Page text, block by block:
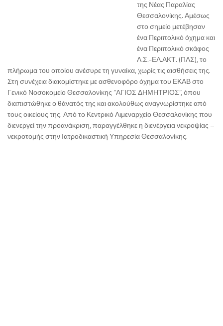
της Νέας Παραλίας
Θεσσαλονίκης. Αμέσως
στο σημείο μετέβησαν
ένα Περιπολικό όχημα και
ένα Περιπολικό σκάφος
Λ.Σ.-ΕΛ.ΑΚΤ. (ΠΛΣ), το
πλήρωμα του οποίου ανέσυρε τη γυναίκα, χωρίς τις αισθήσεις της.
Στη συνέχεια διακομίστηκε με ασθενοφόρο όχημα του ΕΚΑΒ στο
Γενικό Νοσοκομείο Θεσσαλονίκης “ΑΓΙΟΣ ΔΗΜΗΤΡΙΟΣ”, όπου
διαπιστώθηκε ο θάνατός της και ακολούθως αναγνωρίστηκε από
τους οικείους της. Από το Κεντρικό Λιμεναρχείο Θεσσαλονίκης που
διενεργεί την προανάκριση, παραγγέλθηκε η διενέργεια νεκροψίας –
νεκροτομής στην Ιατροδικαστική Υπηρεσία Θεσσαλονίκης.